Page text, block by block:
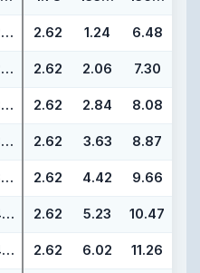
0.255 2.62 1.24 6.48
0.287 2.62 2.06 7.30
0.318 2.62 2.84 8.08
0.349 2.62 3.63 8.87
0.380 2.62 4.42 9.66
0.412 2.62 5.23 10.47
0.443 2.62 6.02 11.26